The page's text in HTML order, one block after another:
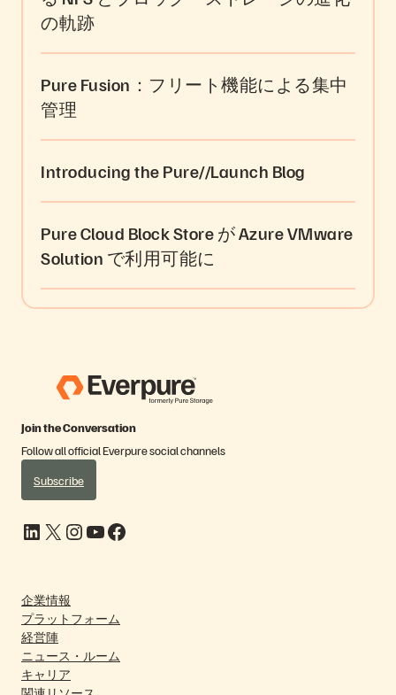
の軌跡
Pure Fusion：フリート機能による集中
管理
Introducing the Pure//Launch Blog
Pure Cloud Block Store が Azure VMware
Solution で利用可能に
Join the Conversation
Follow all official Everpure social channels
Subscribe
LinkedIn X Instagram YouTube Facebook
企業情報
プラットフォーム
経営陣
ニュース・ルーム
キャリア